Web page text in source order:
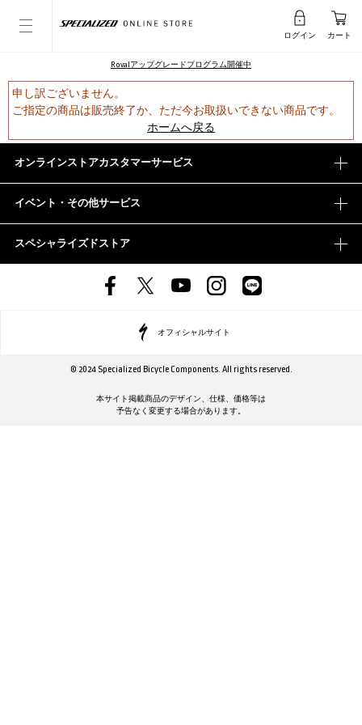
ログイン カート
Rovalアップグレードプログラム開催中
申し訳ございません。
ご指定の商品は販売終了か、ただ今お取扱いできない商品です。
ホームへ戻る
オンラインストアカスタマーサービス
イベント・その他サービス
スペシャライズドストア
オフィシャルサイト
© 2024 Specialized Bicycle Components. All rights reserved.
本サイト掲載商品のデザイン、仕様、価格等は
予告なく変更する場合があります。